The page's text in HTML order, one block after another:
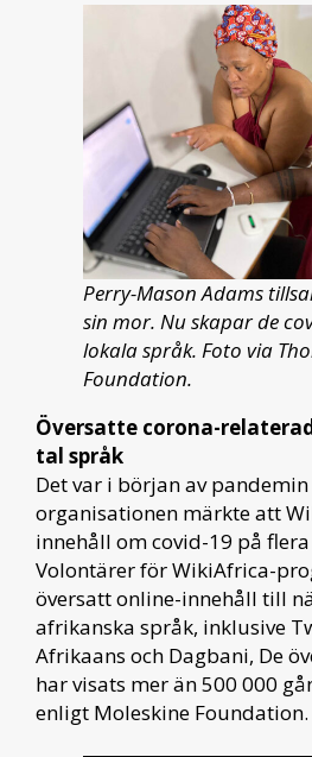
Perry-Mason Adams
sin mor. Nu skapar de
lokala språk. Foto via
Foundation.
Översatte corona-
tal språk
Det var i början av
organisationen märkte att
innehåll om covid-19 på
Volontärer för WikiAfrica-
översatt online-innehåll till
afrikanska språk, inklusive
Afrikaans och Dagbani, De
har visats mer än 500 000
enligt Moleskine Foundation.